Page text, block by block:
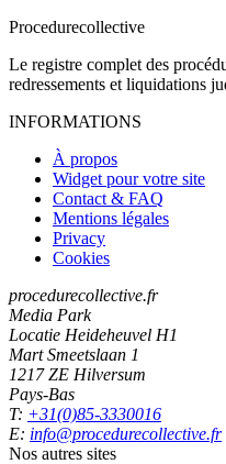
Procedurecollective
Le registre complet des
redressements et liquidations
INFORMATIONS
À propos
Widget pour votre site
Contact & FAQ
Mentions légales
Privacy
Cookies
procedurecollective.fr
Media Park
Locatie Heideheuvel H1
Mart Smeetslaan 1
1217 ZE Hilversum
Pays-Bas
T: +31(0)85-3330016
E: info@procedurecollective.fr
Nos autres sites